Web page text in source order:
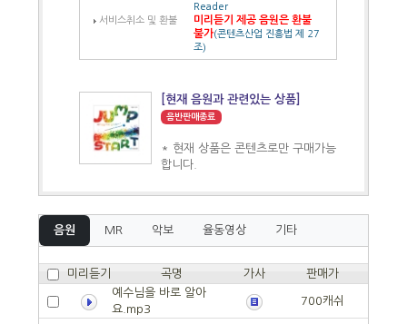
Reader
서비스취소 및 환불
미리듣기 제공 음원은 환불
불가(콘텐츠산업 진흥법 제 27
조)
[현재 음원과 관련있는 상품]
음반판매종료
* 현재 상품은 콘텐츠로만 구매가능
합니다.
음원 MR 악보 율동영상 기타
미리듣기 곡명 가사
판매가
예수님을 바로 알아
요.mp3
700캐쉬